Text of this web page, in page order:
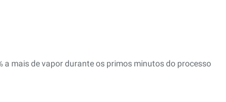
a mais de vapor durante os primos minutos do processo